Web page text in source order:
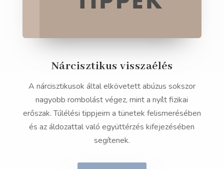
Nárcisztikus visszaélés
A nárcisztikusok által elkövetett abúzus sokszor
nagyobb rombolást végez, mint a nyílt fizikai
erőszak. Túlélési tippjeim a tünetek felismerésében
és az áldozattal való együttérzés kifejezésében
segítenek.